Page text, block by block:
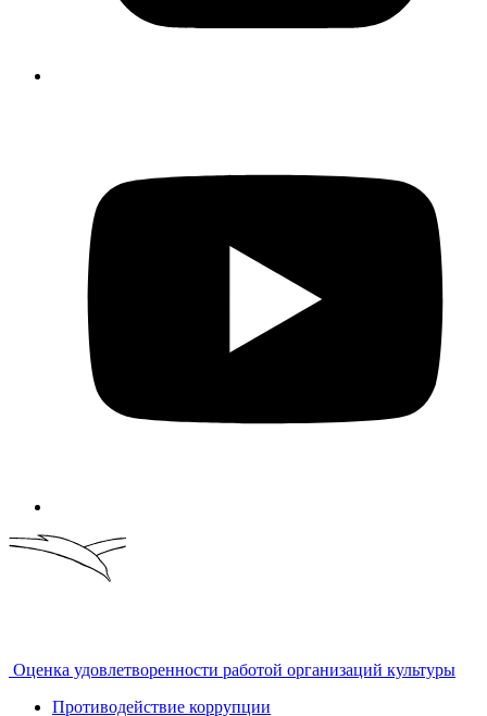
Оценка удовлетворенности работой организаций культуры
Противодействие коррупции